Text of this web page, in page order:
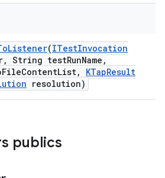
Listener(ITestInvocation
, String testRunName ,
FileContentList, KTapResult
resolution)
publics